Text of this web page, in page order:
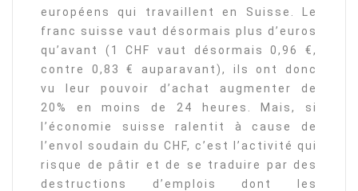
européens qui travaillent en Suisse. Le
franc suisse vaut désormais plus d’euros
qu’avant (1 CHF vaut désormais 0,96 €,
contre 0,83 € auparavant), ils ont donc
vu leur pouvoir d’achat augmenter de
20% en moins de 24 heures. Mais, si
l’économie suisse ralentit à cause de
l’envol soudain du CHF, c’est l’activité qui
risque de pâtir et de se traduire par des
destructions d’emplois dont les